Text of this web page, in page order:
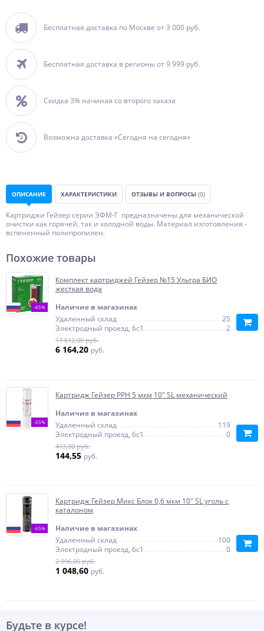
Бесплатная доставка по Москве от 3 000 руб.
Бесплатная доставка в регионы от 9 999 руб.
Скидка 3% начиная со второго заказа
Возможна доставка «Сегодня на сегодня»
ОПИСАНИЕ ХАРАКТЕРИСТИКИ ОТЗЫВЫ И ВОПРОСЫ (0)
Картриджи Гейзер серии ЭФМ-Г предназначены для механической
очистки как горячей, так и холодной воды. Материал изготовления -
вспененный полипропилен.
Похожие товары
-65%
Комплект картриджей Гейзер №15 Ультра БИО
жесткая вода
Наличие в магазинах
Удаленный склад
25
Электродный проезд, 6с1
2
17 612,00 руб.
6 164,20 руб.
-65%
Картридж Гейзер PPH 5 мкм 10" SL механический
Наличие в магазинах
Удаленный склад
119
Электродный проезд, 6с1
0
413,00 руб.
144,55 руб.
-65%
Картридж Гейзер Микс Блок 0,6 мкм 10" SL уголь с
каталоном
Наличие в магазинах
Удаленный склад
100
Электродный проезд, 6с1
0
2 996,00 руб.
1 048,60 руб.
Будьте в курсе!